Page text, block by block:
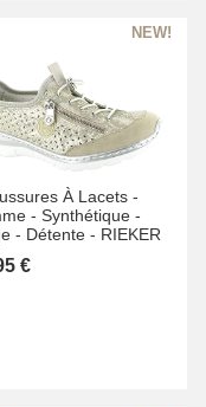
À Lacets -
- Synthétique -
- Détente - RIEKER
€